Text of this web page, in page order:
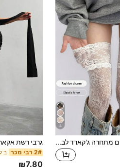
4
גרביונים גבוהים מתחרה ג'קארד לבן לנשים, אלסטיים, נושמים, ידידותיים לעור, ללא קשירת רגליים, סגנון לוליטה מתוק, מתאים ללבוש יומיומי
2# רבי מכר
₪7.80